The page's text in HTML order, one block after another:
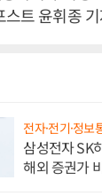
트 윤휘종
전자·전기·정보
삼성전자 SK
해외 증권가